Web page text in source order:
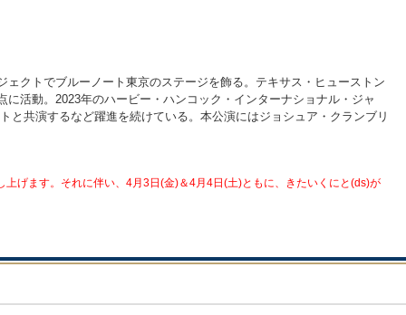
クトでブルーノート東京のステージを飾る。テキサス・ヒューストン
活動。2023年のハービー・ハンコック・インターナショナル・ジャ
共演するなど躍進を続けている。本公演にはジョシュア・クランブリ
げます。それに伴い、4月3日(金)＆4月4日(土)ともに、きたいくにと(ds)が